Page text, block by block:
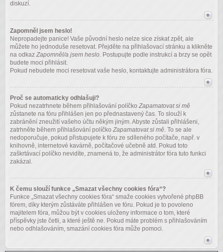
diskuzí.
Zapomněl jsem heslo!
Nepropadejte panice! Vaše původní heslo nelze sice získat zpět, ale
můžete ho jednoduše resetovat. Přejděte na přihlašovací stránku a klikněte
na odkaz Zapomněl/a jsem heslo. Postupujte podle instrukcí a brzy se opět
budete moci přihlásit.
Pokud nebudete moci resetovat vaše heslo, kontaktujte administrátora fóra.
Proč se automaticky odhlašuji?
Pokud nezatrhnete během přihlašování políčko Zapamatovat si mě
zůstanete na fóru přihlášen jen po přednastavený čas. To slouží k
zabránění zneužití vašeho účtu někým jiným. Abyste zůstali přihlášeni,
zatrhněte během přihlašování políčko Zapamatovat si mě. To se ale
nedoporučuje, pokud přistupujete k fóru ze sdíleného počítače, např. v
knihovně, internetové kavárně, počítačové učebně atd. Pokud toto
zaškrtávací políčko nevidíte, znamená to, že administrátor fóra tuto funkci
zakázal.
K čemu slouží funkce „Smazat všechny cookies fóra“?
Funkce „Smazat všechny cookies fóra“ smaže cookies vytvořené phpBB
fórem, díky kterým zůstáváte přihlášen ve fóru. Pokud je to povoleno
majitelem fóra, můžou být v cookies uloženy informace o tom, které
příspěvky jste četli, a které ještě ne. Pokud máte problém s přihlašováním
nebo odhlašováním, smazání cookies fóra může pomoci.